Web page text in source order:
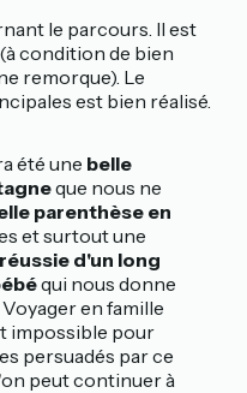
le parcours. Il est
condition de bien
remorque). Le
est bien réalisé.
été une belle
que nous ne
parenthèse en
et surtout une
d'un long
qui nous donne
Voyager en famille
impossible pour
persuadés par ce
peut continuer à